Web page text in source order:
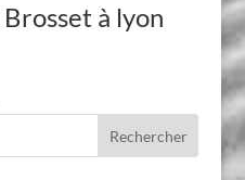
à lyon